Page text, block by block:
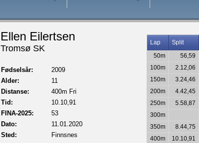
Ellen Eilertsen
Tromsø SK
Fødselsår:
2009
Alder:
11
Distanse:
400m Fri
Tid:
10.10,91
FINA-2025:
53
Dato:
11.01.2020
Sted:
Finnsnes
Lap Split
50m
56,59
100m
2.12,06
150m
3.24,46
200m
4.42,45
250m
5.58,87
300m
350m
8.44,75
400m
10.10,91